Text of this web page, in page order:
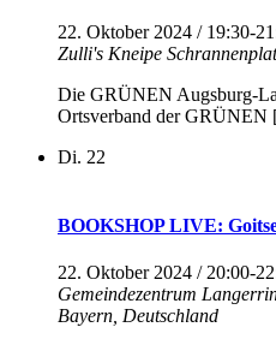
22. Oktober 2024 / 19:30-
Zulli's Kneipe
Die GRÜNEN Augsburg-
Ortsverband der
Di. 22
BOOKSHOP LIVE:
22. Oktober 2024 / 20:00-
Gemeindezentrum
Bayern, Deutschland